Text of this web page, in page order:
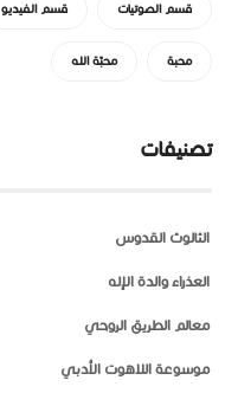
قسم الصوتيات قسم الفيديو
محبة محبّة الله
تصنيفات
الثالوث القدوس
العذراء والدة الإله
معالم الطريق الروحي
موسوعة اللاهوت الأدبي